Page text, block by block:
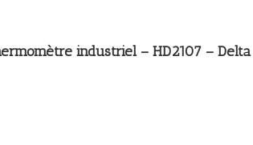
industriel – HD2107 –